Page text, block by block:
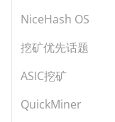
NiceHash OS
挖矿优先话题
ASIC挖矿
QuickMiner